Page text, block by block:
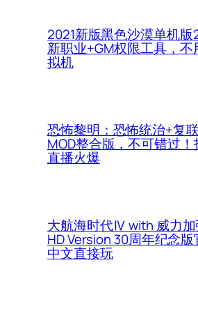
2021新版黑色沙漠单机版
新职业+GM权限工具，不
拟机
恐怖黎明：恐怖统治+复联
MOD整合版，不可错过！
直播火爆
大航海时代Ⅳ with 威力加
HD Version 30周年纪念
中文直接玩